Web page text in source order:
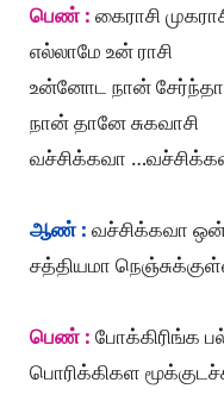
பெண் : கைராசி
எல்லாமே உன் ராசி
உன்னோட நான் சேர்ந்தா
நான் தானே சுகவாசி
வச்சிக்கவா
ஆண் : வச்சிக்கவா
சத்தியமா
பெண் : போக்கிரிங்க
பொரிக்கிகள